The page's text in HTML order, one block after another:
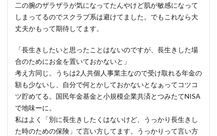
二の腕のザラザラが気になってたんやけど肌が敏感になって
しまってるのでスクラブ系は避けてました。でもこれなら大
丈夫かもって期待してます。
「長生きしたいと思ったことはないのですが、長生きした場
合のためにお金を置いておかないと」
考え方同じ。うちは2人共個人事業主なので受け取れる年金の
額も少ないし、自分で何とかしておかないとなぁってコツコ
ツ貯めてる。国民年金基金と小規模企業共済とつみたてNISA
で地味ーに。
私はよく「別に長生きしたくはないけど、うっかり長生きし
た時のための保険」て言い方してます。うっかりって言い方